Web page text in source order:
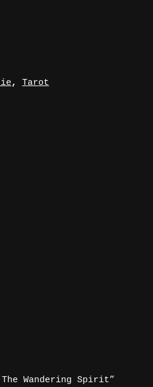
, Tarot
Wandering Spirit”